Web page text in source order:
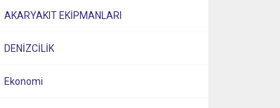
AKARYAKIT EKİPMANLARI
DENİZCİLİK
Ekonomi